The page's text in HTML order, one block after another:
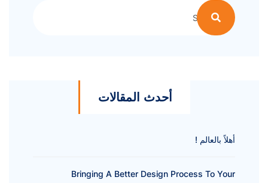
أحدث المقالات
أهلاً بالعالم !
Bringing A Better Design Process To Your